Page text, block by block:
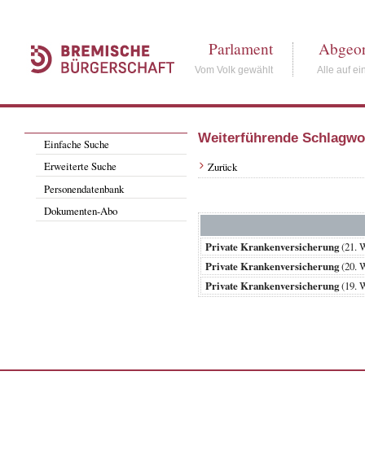
Parlament
Vom Volk gewählt Alle auf
Einfache Suche
Erweiterte Suche
Personendatenbank
Dokumenten-Abo
Weiterführende
Zurück
Private Krankenversicherung(21.
Private Krankenversicherung(20.
Private Krankenversicherung(19.